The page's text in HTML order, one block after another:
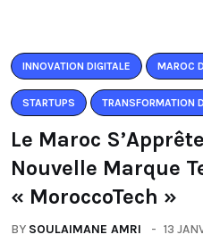
INNOVATION DIGITALE MAROC
STARTUPS TRANSFORMATION
Le Maroc
Nouvelle Marque
« MoroccoTech »
BY SOULAIMANE AMRI 13